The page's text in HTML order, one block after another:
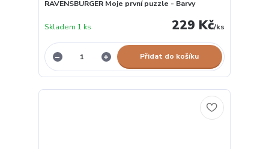
RAVENSBURGER Moje první puzzle - Barvy
229 Kč/ks
Skladem 1 ks
Přidat do košíku